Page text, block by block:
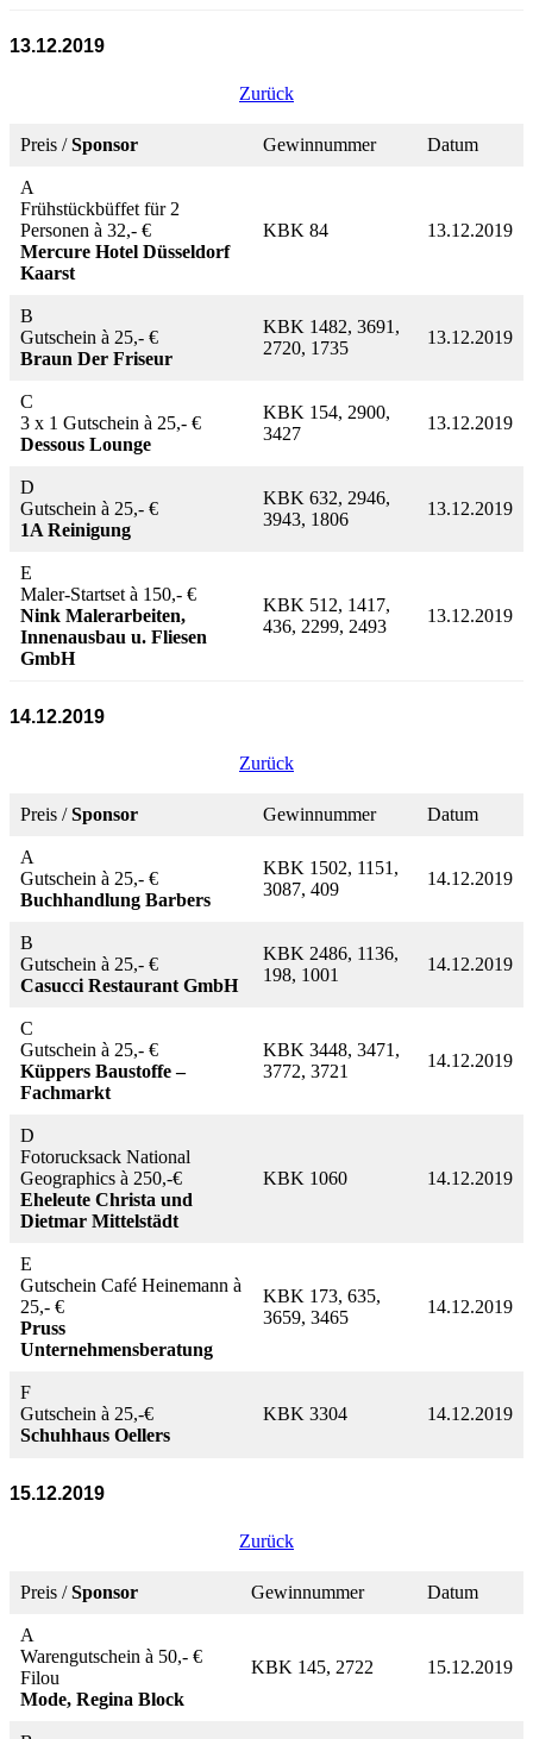
13.12.2019
Zurück
Preis /Sponsor Gewinnummer Datum
A
Frühstückbüffet für 2
Personen à 32,- €
Mercure Hotel Düsseldorf
Kaarst
KBK 84 13.12.2019
B
Gutschein à 25,- €
Braun Der Friseur
KBK 1482, 3691,
2720, 1735
13.12.2019
C
3 x 1 Gutschein à 25,- €
Dessous Lounge
KBK 154, 2900,
3427
13.12.2019
D
Gutschein à 25,- €
1A Reinigung
KBK 632, 2946,
3943, 1806
13.12.2019
E
Maler-Startset à 150,- €
Nink Malerarbeiten,
Innenausbau u. Fliesen
GmbH
KBK 512, 1417,
436, 2299, 2493
13.12.2019
14.12.2019
Zurück
Preis /Sponsor Gewinnummer Datum
A
Gutschein à 25,- €
Buchhandlung Barbers
KBK 1502, 1151,
3087, 409
14.12.2019
B
Gutschein à 25,- €
Casucci Restaurant GmbH
KBK 2486, 1136,
198, 1001
14.12.2019
C
Gutschein à 25,- €
Küppers Baustoffe –
Fachmarkt
KBK 3448, 3471,
3772, 3721
14.12.2019
D
Fotorucksack National
Geographics à 250,-€
Eheleute Christa und
Dietmar Mittelstädt
KBK 1060 14.12.2019
E
Gutschein Café Heinemann à
25,- €
Pruss
Unternehmensberatung
KBK 173, 635,
3659, 3465
14.12.2019
F
Gutschein à 25,-€
Schuhhaus Oellers
KBK 3304 14.12.2019
15.12.2019
Zurück
Preis /Sponsor Gewinnummer Datum
A
Warengutschein à 50,- €
Filou
Mode, Regina Block
KBK 145, 2722 15.12.2019